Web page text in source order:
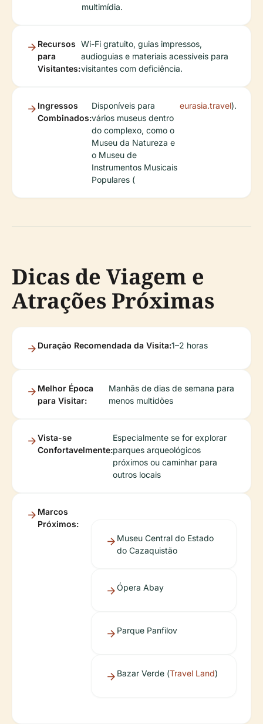
multimídia.
Recursos
para
Visitantes:
Wi-Fi gratuito, guias impressos,
audioguias e materiais acessíveis para
visitantes com deficiência.
Ingressos
Combinados:
Disponíveis para
vários museus dentro
do complexo, como o
Museu da Natureza e
o Museu de
Instrumentos Musicais
Populares (
eurasia.travel).
Dicas de Viagem e
Atrações Próximas
Duração Recomendada da Visita:1–2 horas
Melhor Época
para Visitar:
Manhãs de dias de semana para
menos multidões
Vista-se
Confortavelmente:
Especialmente se for explorar
parques arqueológicos
próximos ou caminhar para
outros locais
Marcos
Próximos:
Museu Central do Estado
do Cazaquistão
Ópera Abay
Parque Panfilov
Bazar Verde (Travel Land)